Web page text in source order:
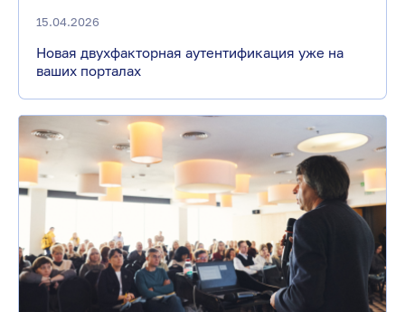
15.04.2026
Новая двухфакторная аутентификация уже на
ваших порталах